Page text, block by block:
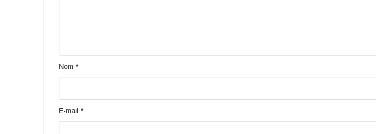
Nom *
E-mail *